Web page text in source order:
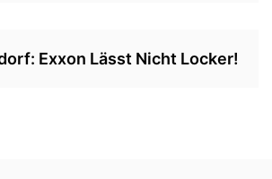
Exxon Lässt Nicht Locker!